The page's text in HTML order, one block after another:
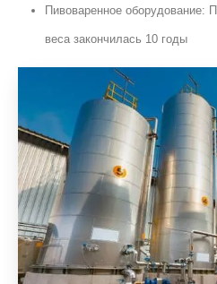
Пивоваренное оборудование:
веса закончилась 10 годы